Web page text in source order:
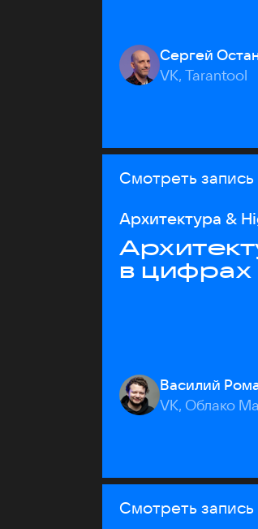
Сергей
VK, Tarantool
Смотреть запись
Архитектура &
в цифрах
Василий
VK, Облако
Смотреть запись